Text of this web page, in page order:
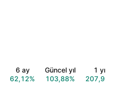
6 ay
62,12%
Güncel yıl
103,88%
1 yıl
207,92%